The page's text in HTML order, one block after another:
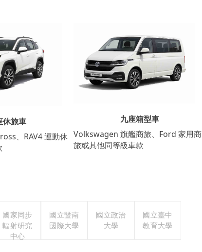
休旅車
、RAV4 運動休
九座箱型車
Volkswagen 旗艦商旅、Ford 家用商
旅或其他同等級車款
國家同步
輻射研究
中心
國立暨南
國際大學
國立政治
大學
國立臺中
教育大學